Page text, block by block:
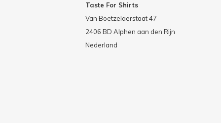
Taste For Shirts
Van Boetzelaerstaat 47
2406 BD Alphen aan den Rijn
Nederland